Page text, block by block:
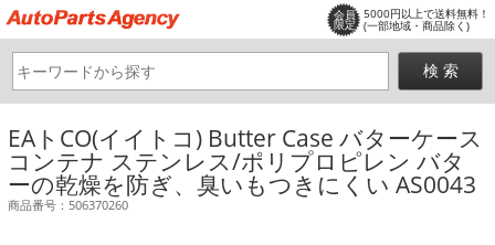
会員
限定
5000円以上で送料無料！
(一部地域・商品除く)
EAトCO(イイトコ) Butter Case バターケース
コンテナ ステンレス/ポリプロピレン バタ
ーの乾燥を防ぎ、臭いもつきにくい AS0043
商品番号：506370260